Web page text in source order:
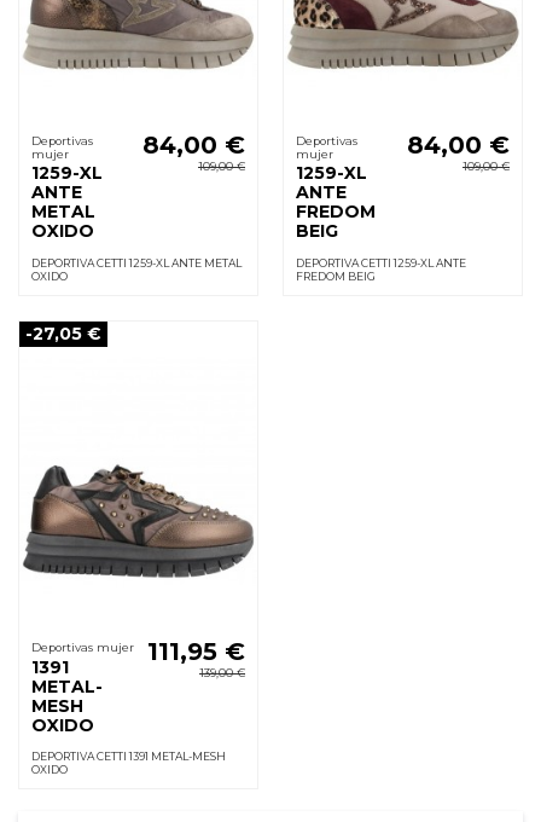
Deportivas
mujer
1259-XL
ANTE
METAL
OXIDO
84,00 €
109,00 €
DEPORTIVA CETTI 1259-XL ANTE METAL
OXIDO
Deportivas
mujer
1259-XL
ANTE
FREDOM
BEIG
84,00 €
109,00 €
DEPORTIVA CETTI 1259-XL ANTE
FREDOM BEIG
-27,05 €
Deportivas mujer
1391
METAL-
MESH
OXIDO
111,95 €
139,00 €
DEPORTIVA CETTI 1391 METAL-MESH
OXIDO